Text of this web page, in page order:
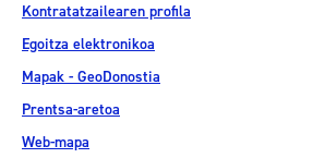
Kontratatzailearen profila
Egoitza elektronikoa
Mapak - GeoDonostia
Prentsa-aretoa
Web-mapa